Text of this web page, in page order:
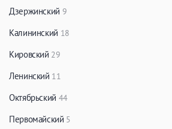
Дзержинский 9
Калининский 18
Кировский 29
Ленинский 11
Октябрьский 44
Первомайский 5